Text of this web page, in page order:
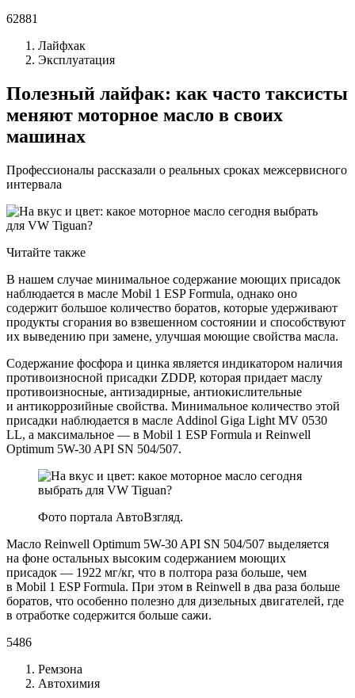
62881
Лайфхак
Эксплуатация
Полезный лайфак: как часто таксисты
меняют моторное масло в своих
машинах
Профессионалы рассказали о реальных сроках межсервисного
интервала
Читайте также
В нашем случае минимальное содержание моющих присадок
наблюдается в масле Mobil 1 ESP Formula, однако оно
содержит большое количество боратов, которые удерживают
продукты сгорания во взвешенном состоянии и способствуют
их выведению при замене, улучшая моющие свойства масла.
Содержание фосфора и цинка является индикатором наличия
противоизносной присадки ZDDP, которая придает маслу
противоизносные, антизадирные, антиокислительные
и антикоррозийные свойства. Минимальное количество этой
присадки наблюдается в масле Addinol Giga Light MV 0530
LL, а максимальное — в Mobil 1 ESP Formula и Reinwell
Optimum 5W-30 API SN 504/507.
Фото портала АвтоВзгляд.
Масло Reinwell Optimum 5W-30 API SN 504/507 выделяется
на фоне остальных высоким содержанием моющих
присадок — 1922 мг/кг, что в полтора раза больше, чем
в Mobil 1 ESP Formula. При этом в Reinwell в два раза больше
боратов, что особенно полезно для дизельных двигателей, где
в отработке содержится больше сажи.
5486
Ремзона
Автохимия